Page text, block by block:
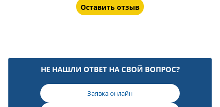
Оставить отзыв
НЕ НАШЛИ ОТВЕТ НА СВОЙ ВОПРОС?
Заявка онлайн